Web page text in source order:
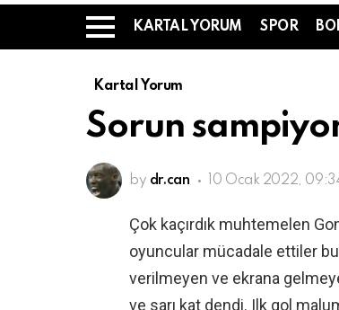
Menü
KARTAL YORUM SPOR
Kartal Yorum
Sorun
by dr.can 10 Ocak 2022,
Çok kaçırdık muhtemelen
oyuncular mücadale ettiler
verilmeyen ve ekrana
ve sarı kat dendi. Ilk gol